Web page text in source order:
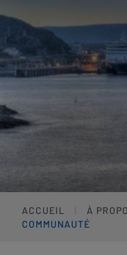
ACCUEIL À
COMMUNAUTÉ